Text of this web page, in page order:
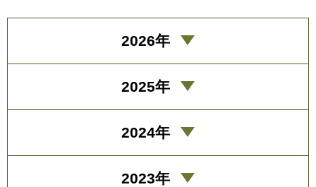
2026年
2025年
2024年
2023年